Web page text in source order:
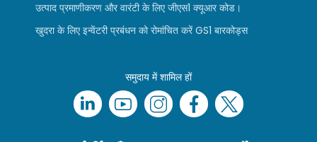
उत्पाद प्रमाणीकरण और वारंटी के लिए जीएस1 क्यूआर कोड।
खुदरा के लिए इन्वेंटरी प्रबंधन को रोमांचित करें GS1 बारकोड्स
समुदाय में शामिल हों